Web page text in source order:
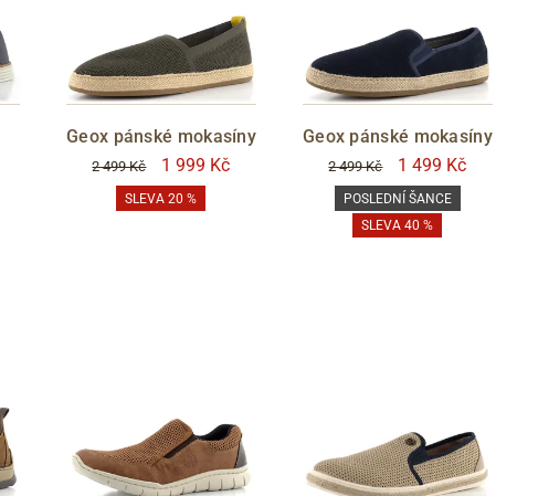
Geox pánské mokasíny
2 499 Kč 1 999 Kč
SLEVA 20 %
Geox pánské mokasíny
2 499 Kč 1 499 Kč
POSLEDNÍ ŠANCE
SLEVA 40 %